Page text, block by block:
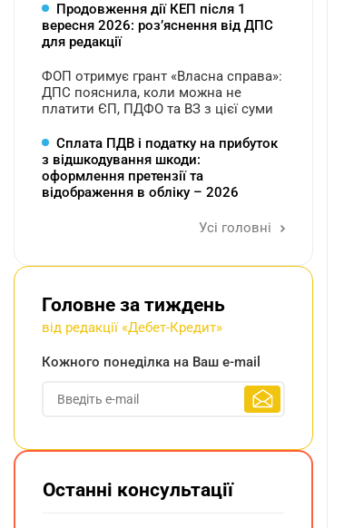
Продовження дії КЕП після 1
вересня 2026: розʼяснення від ДПС
для редакції
ФОП отримує грант «Власна справа»:
ДПС пояснила, коли можна не
платити ЄП, ПДФО та ВЗ з цієї суми
Сплата ПДВ і податку на прибуток
з відшкодування шкоди:
оформлення претензії та
відображення в обліку – 2026
Усі головні
Головне за тиждень
від редакції «Дебет-Кредит»
Кожного понеділка на Ваш e-mail
Останні консультації